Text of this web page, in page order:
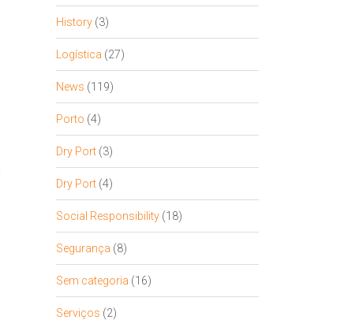
History (3)
Logística (27)
News (119)
Porto (4)
Dry Port (3)
Dry Port (4)
Social Responsibility (18)
Segurança (8)
Sem categoria (16)
Serviços (2)